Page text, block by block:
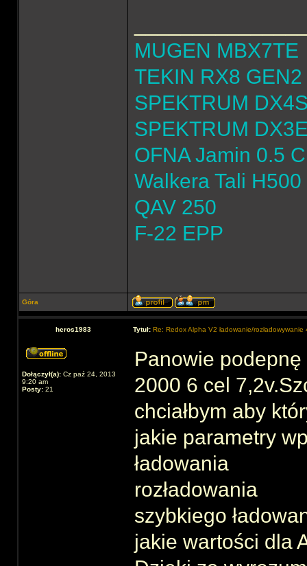
MUGEN MBX7TE
TEKIN RX8
SPEKTRUM
SPEKTRUM
OFNA Jamin 0.5
Walkera Tali H500
QAV 250
F-22 EPP
Góra
heros1983 Tytuł: Re: Redox Alpha V2 ładowanie/rozładowywanie
Dołączył(a): Cz paź 24, 2013
9:20 am
Posty: 21
Panowie
2000 6 cel
chciałbym aby
jakie parametry
ładowania
rozładowania
szybkiego
jakie wartości dla